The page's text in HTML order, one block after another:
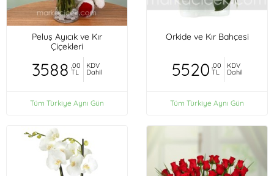
Peluş Ayıcık ve Kır
Çiçekleri
3588 ,00
TL
KDV
Dahil
Tüm Türkiye Aynı Gün
Orkide ve Kır Bahçesi
5520 ,00
TL
KDV
Dahil
Tüm Türkiye Aynı Gün